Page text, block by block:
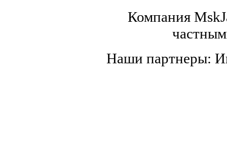
Компания
Наши партнеры: